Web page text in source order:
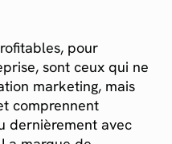
pour
sont ceux qui ne
marketing, mais
comprennent
dernièrement avec